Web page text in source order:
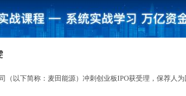
（以下简称：麦田能源）冲刺创业板IPO获受理，保荐人为